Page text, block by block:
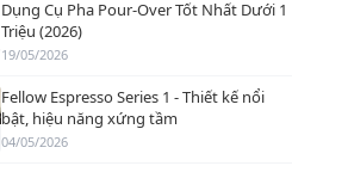
Dụng Cụ Pha Pour-Over Tốt Nhất Dưới 1
Triệu (2026)
19/05/2026
Fellow Espresso Series 1 - Thiết kế nổi
bật, hiệu năng xứng tầm
04/05/2026